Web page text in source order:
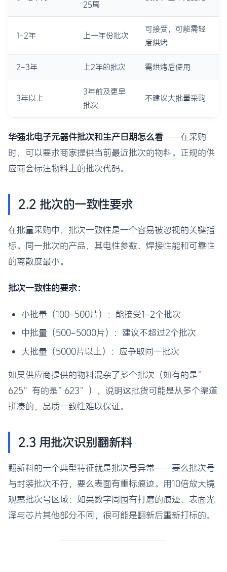
25周
1-2年 上一年份批次
可接受，可能需轻
度烘烤
2-3年 上2年的批次 需烘烤后使用
3年以上
3年前及更早
批次
不建议大批量采购
华强北电子元器件批次和生产日期怎么看——在采购
时，可以要求商家提供当前最近批次的物料。正规的供
应商会标注物料上的批次代码。
2.2 批次的一致性要求
在批量采购中，批次一致性是一个容易被忽视的关键指
标。同一批次的产品，其电性参数、焊接性能和可靠性
的离散度最小。
批次一致性的要求：
小批量（100-500片）：能接受1-2个批次
中批量（500-5000片）：建议不超过2个批次
大批量（5000片以上）：应争取同一批次
如果供应商提供的物料混杂了多个批次（如有的是”
625″有的是”623″），说明这批货可能是从多个渠道
拼凑的，品质一致性难以保证。
2.3 用批次识别翻新料
翻新料的一个典型特征就是批次号异常——要么批次号
与封装批次不符，要么表面有重标痕迹。用10倍放大镜
观察批次号区域：如果数字周围有打磨的痕迹、表面光
泽与芯片其他部分不同，很可能是翻新后重新打标的。